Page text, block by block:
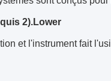
2).Lower
et l'instrument fait